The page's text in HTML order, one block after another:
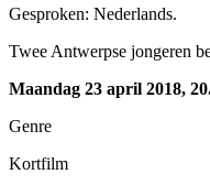
Gesproken: Nederlands.
Twee Antwerpse jongeren
Maandag 23 april 2018,
Genre
Kortfilm